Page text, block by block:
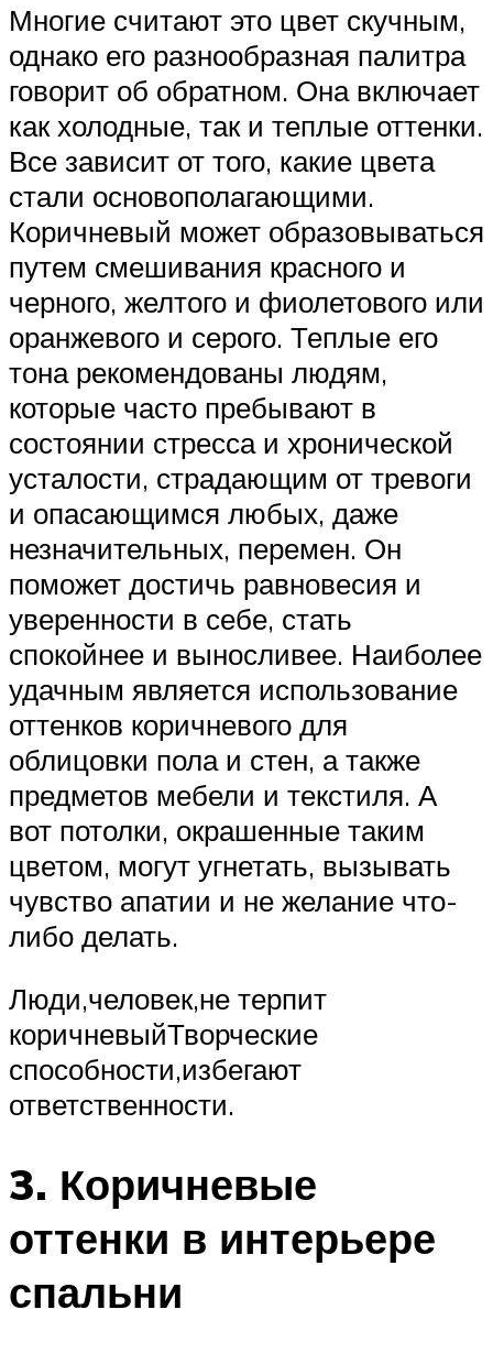
Многие считают это цвет скучным,
однако его разнообразная палитра
говорит об обратном. Она включает
как холодные, так и теплые оттенки.
Все зависит от того, какие цвета
стали основополагающими.
Коричневый может образовываться
путем смешивания красного и
черного, желтого и фиолетового или
оранжевого и серого. Теплые его
тона рекомендованы людям,
которые часто пребывают в
состоянии стресса и хронической
усталости, страдающим от тревоги
и опасающимся любых, даже
незначительных, перемен. Он
поможет достичь равновесия и
уверенности в себе, стать
спокойнее и выносливее. Наиболее
удачным является использование
оттенков коричневого для
облицовки пола и стен, а также
предметов мебели и текстиля. А
вот потолки, окрашенные таким
цветом, могут угнетать, вызывать
чувство апатии и не желание что-
либо делать.
Люди,человек,не терпит
коричневыйТворческие
способности,избегают
ответственности.
3. Коричневые
оттенки в интерьере
спальни